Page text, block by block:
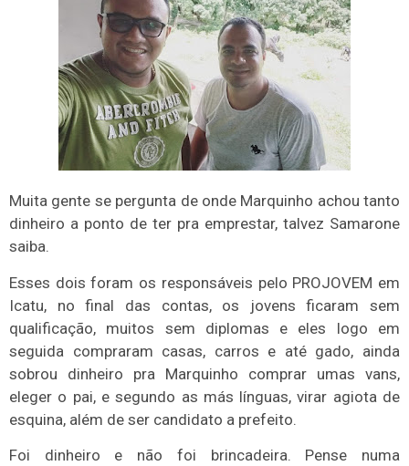
Muita gente se pergunta de onde Marquinho achou tanto
dinheiro a ponto de ter pra emprestar, talvez Samarone
saiba.
Esses dois foram os responsáveis pelo PROJOVEM em
Icatu, no final das contas, os jovens ficaram sem
qualificação, muitos sem diplomas e eles logo em
seguida compraram casas, carros e até gado, ainda
sobrou dinheiro pra Marquinho comprar umas vans,
eleger o pai, e segundo as más línguas, virar agiota de
esquina, além de ser candidato a prefeito.
Foi dinheiro e não foi brincadeira. Pense numa